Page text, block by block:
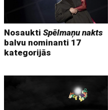
NosauktiSpēlmaņu nakts
balvu nominanti 17
kategorijās